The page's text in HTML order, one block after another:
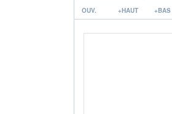
OUV. +HAUT +BAS